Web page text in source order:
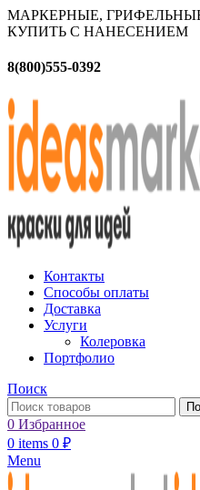
МАРКЕРНЫЕ,
КУПИТЬ С НАНЕСЕНИЕМ
8(800)555-0392
Контакты
Способы оплаты
Доставка
Услуги
Колеровка
Портфолио
Поиск
0 Избранное
0 items 0 ₽
Menu